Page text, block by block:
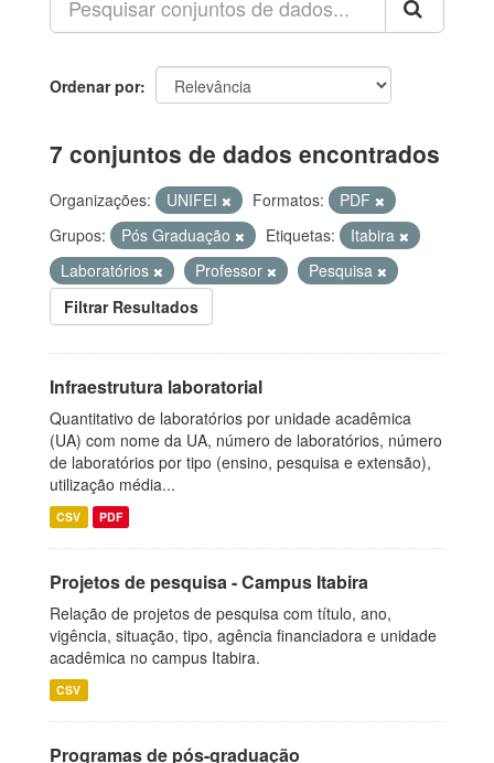
Ordenar por
7 conjuntos de dados encontrados
Organizações: UNIFEI Formatos:
PDF
Grupos:
Pós Graduação Etiquetas:
Itabira
Laboratórios
Professor
Pesquisa
Filtrar Resultados
Infraestrutura laboratorial
Quantitativo de laboratórios por unidade acadêmica
(UA) com nome da UA, número de laboratórios, número
de laboratórios por tipo (ensino, pesquisa e extensão),
utilização média...
CSV PDF
Projetos de pesquisa - Campus Itabira
Relação de projetos de pesquisa com título, ano,
vigência, situação, tipo, agência financiadora e unidade
acadêmica no campus Itabira.
CSV
Programas de pós-graduação